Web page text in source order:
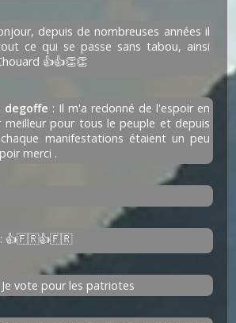
depuis de nombreuses années il
ce qui se passe sans tabou, ainsi
👍👍👏👏
degoffe : Il m'a redonné de l'espoir en
meilleur pour tous le peuple et depuis
manifestations étaient un peu
merci .
: 👍🇫🇷👍🇫🇷
Je vote pour les patriotes